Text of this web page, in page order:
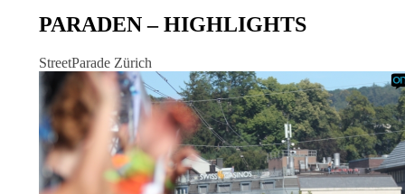
PARADEN – HIGHLIGHTS
StreetParade Zürich